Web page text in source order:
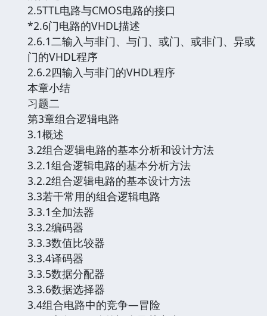
2.5TTL电路与CMOS电路的接口
*2.6门电路的VHDL描述
2.6.1二输入与非门、与门、或门、或非门、异或
门的VHDL程序
2.6.2四输入与非门的VHDL程序
本章小结
习题二
第3章组合逻辑电路
3.1概述
3.2组合逻辑电路的基本分析和设计方法
3.2.1组合逻辑电路的基本分析方法
3.2.2组合逻辑电路的基本设计方法
3.3若干常用的组合逻辑电路
3.3.1全加法器
3.3.2编码器
3.3.3数值比较器
3.3.4译码器
3.3.5数据分配器
3.3.6数据选择器
3.4组合电路中的竞争—冒险